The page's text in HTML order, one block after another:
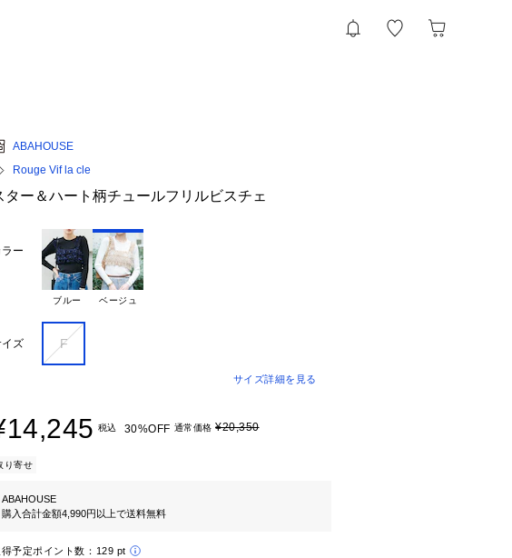
ABAHOUSE
Rouge Vif la cle
ター＆ハート柄チュールフリルビスチェ
ラー
ブルー ベージュ
ズ F
サイズ詳細を見る
税込 30%OFF 通常価格 ¥20,350
り寄せ
ABAHOUSE
購入合計金額4,990円以上で送料無料
予定ポイント数： 129 pt